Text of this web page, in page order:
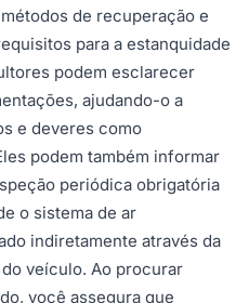
de recuperação e
para a estanquidade
podem esclarecer
ajudando-o a
e deveres como
podem também informar
periódica obrigatória
o sistema de ar
indiretamente através da
veículo. Ao procurar
você assegura que